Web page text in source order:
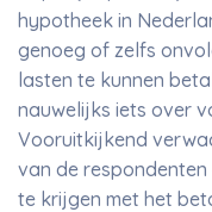
hypotheek in
genoeg of zelfs
lasten te kunnen
nauwelijks iets over
Vooruitkijkend
van de respondenten
te krijgen met het